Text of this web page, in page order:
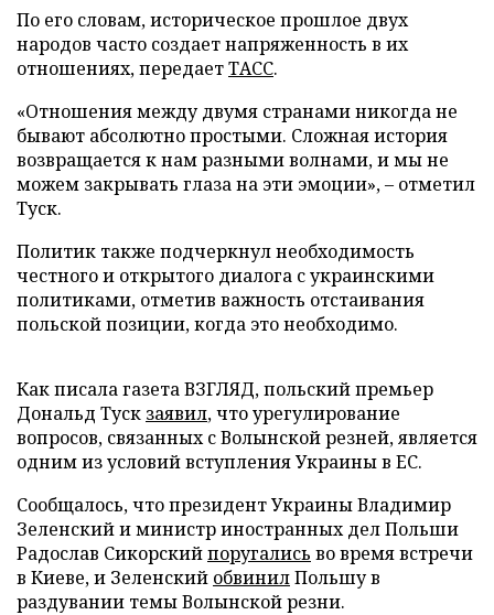
По его словам, историческое прошлое двух
народов часто создает напряженность в их
отношениях, передаетТАСС.
«Отношения между двумя странами никогда не
бывают абсолютно простыми. Сложная история
возвращается к нам разными волнами, и мы не
можем закрывать глаза на эти эмоции», – отметил
Туск.
Политик также подчеркнул необходимость
честного и открытого диалога с украинскими
политиками, отметив важность отстаивания
польской позиции, когда это необходимо.
Как писала газета ВЗГЛЯД, польский премьер
Дональд Туск заявил, что урегулирование
вопросов, связанных с Волынской резней, является
одним из условий вступления Украины в ЕС.
Сообщалось, что президент Украины Владимир
Зеленский и министр иностранных дел Польши
Радослав Сикорскийпоругались во время встречи
в Киеве, и Зеленский обвинилПольшу в
раздувании темы Волынской резни.